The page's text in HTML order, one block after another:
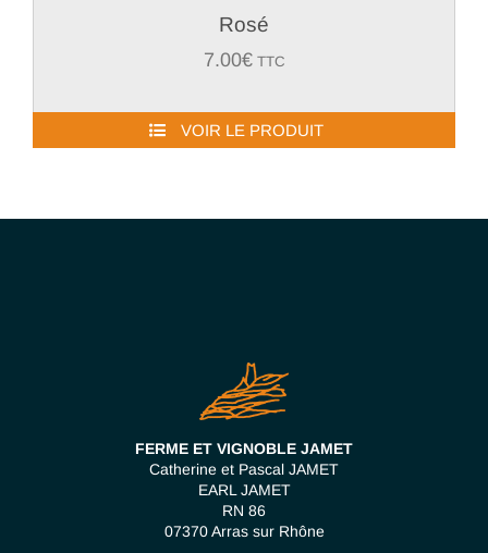
Rosé
7.00€ TTC
VOIR LE PRODUIT
FERME ET VIGNOBLE JAMET
Catherine et Pascal JAMET
EARL JAMET
RN 86
07370 Arras sur Rhône